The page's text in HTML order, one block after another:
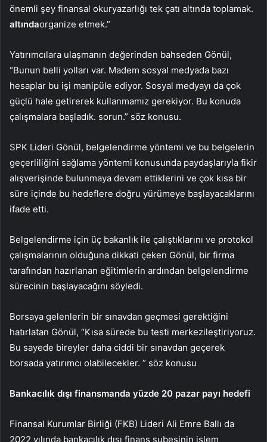
önemli şey finansal okuryazarlığı tek çatı altında toplamak.
altındaorganize etmek.”
Yatırımcılara ulaşmanın değerinden bahseden Gönül,
“Bunun belli yolları var. Madem sosyal medyada bazı
hesaplar bu işi manipüle ediyor. Sosyal medyayı da çok
güçlü hale getirerek kullanmamız gerekiyor. Bu konuda
çalışmalara başladık. sorun.” söz konusu.
SPK Lideri Gönül, belgelendirme yöntemi ve bu belgelerin
geçerliliğini sağlama yöntemi konusunda paydaşlarıyla fikir
alışverişinde bulunmaya devam ettiklerini ve çok kısa bir
süre içinde bu hedeflere doğru yürümeye başlayacaklarını
ifade etti.
Belgelendirme için üç bakanlık ile çalıştıklarını ve protokol
çalışmalarının olduğuna dikkati çeken Gönül, bir firma
tarafından hazırlanan eğitimlerin ardından belgelendirme
sürecinin başlayacağını söyledi.
Borsaya gelenlerin bir sınavdan geçmesi gerektiğini
hatırlatan Gönül, “Kısa sürede bu testi merkezileştiriyoruz.
Bu sayede bireyler daha ciddi bir sınavdan geçerek
borsada yatırımcı olabilecekler. ” söz konusu
Bankacılık dışı finansmanda yüzde 20 pazar payı hedefi
Finansal Kurumlar Birliği (FKB) Lideri Ali Emre Ballı da
2022 yılında bankacılık dışı finans şubesinin işlem